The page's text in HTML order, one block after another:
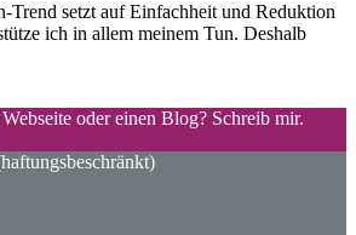
Trend setzt auf Einfachheit und Reduktion
ich in allem meinem Tun. Deshalb
oder einen Blog? Schreib mir.